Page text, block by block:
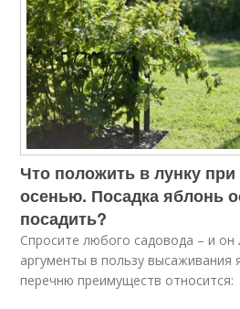
Что положить в лунку
осенью. Посадка яблонь
посадить?
Спросите любого садовода – и он
аргументы в пользу высаживания
перечню преимуществ относится: